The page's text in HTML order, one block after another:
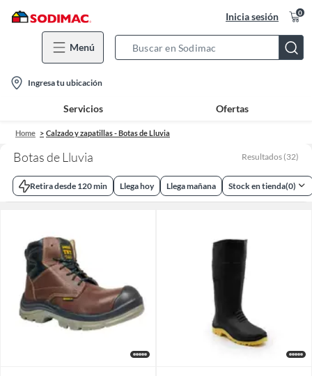
Inicia sesión 0
Menú
Bar
location-
icon
Ingresa tu ubicación
Servicios Ofertas
Home Calzado y zapatillas - Botas de Lluvia
Botas de Lluvia Resultados (32)
Retira desde 120 min Llega hoy Llega mañana Stock en tienda(0)